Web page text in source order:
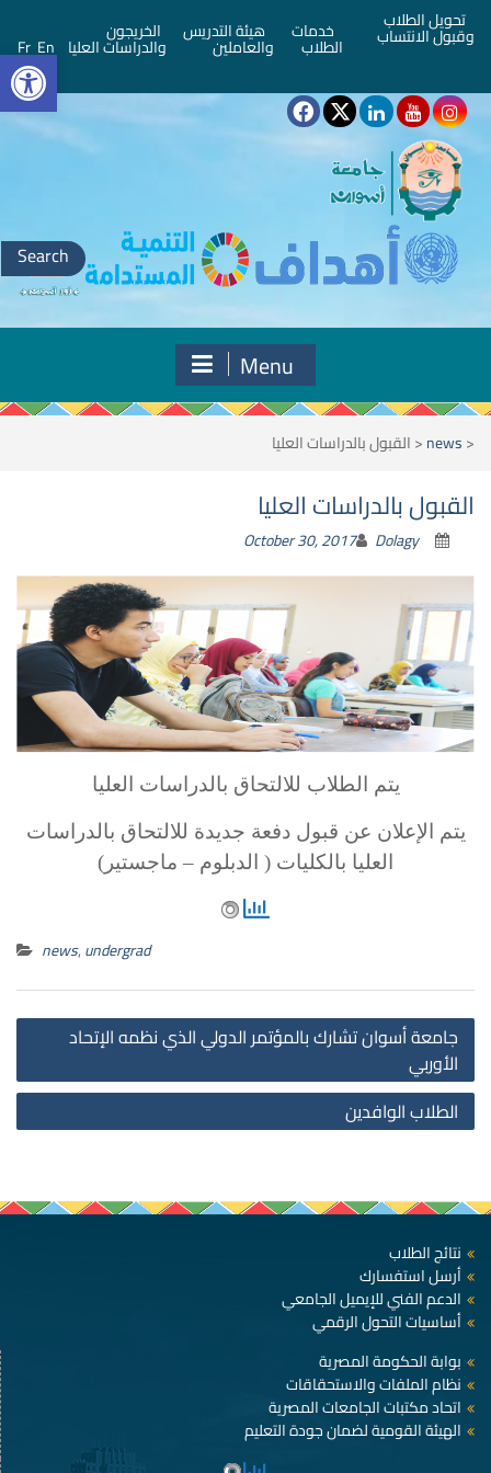
تحويل الطلاب
وقبول الانتساب خدمات
الطلاب
هيئة التدريس
والعاملين
الخريجون
والدراسات العليا En
Fr
Search
for:
Menu
<
news
<القبول بالدراسات العليا
القبول بالدراسات العليا
October 30, 2017 Dolagy
يتم الطلاب للالتحاق بالدراسات العليا
يتم اﻹعلان عن قبول دفعة جديدة للالتحاق بالدراسات
العليا بالكليات ( الدبلوم – ماجستير)
news,undergrad
جامعة أسوان تشارك بالمؤتمر الدولي الذي نظمه الإتحاد
الأوربي
الطلاب الوافدين
نتائج الطلاب
أرسل استفسارك
الدعم الفني للإيميل الجامعي
أساسيات التحول الرقمي
بوابة الحكومة المصرية
نظام الملفات والاستحقاقات
اتحاد مكتبات الجامعات المصرية
الهيئة القومية لضمان جودة التعليم